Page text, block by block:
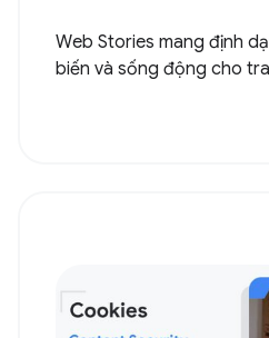
Web Stories mang định
biến và sống động cho